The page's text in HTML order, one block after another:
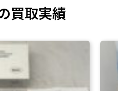
買取実績